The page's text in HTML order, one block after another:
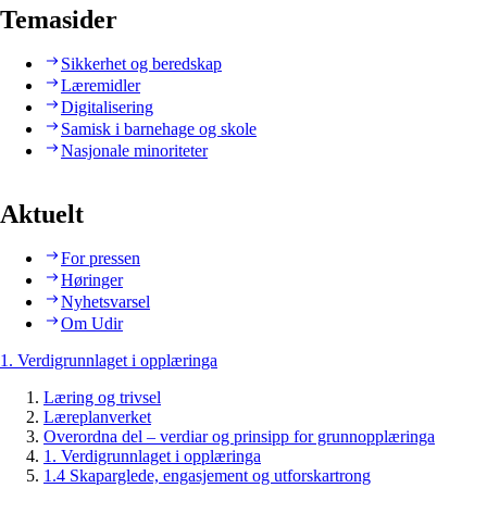
Temasider
Sikkerhet og beredskap
Læremidler
Digitalisering
Samisk i barnehage og skole
Nasjonale minoriteter
Aktuelt
For pressen
Høringer
Nyhetsvarsel
Om Udir
1. Verdigrunnlaget i opplæringa
Læring og trivsel
Læreplanverket
Overordna del – verdiar og prinsipp for grunnopplæringa
1. Verdigrunnlaget i opplæringa
1.4 Skaparglede, engasjement og utforskartrong